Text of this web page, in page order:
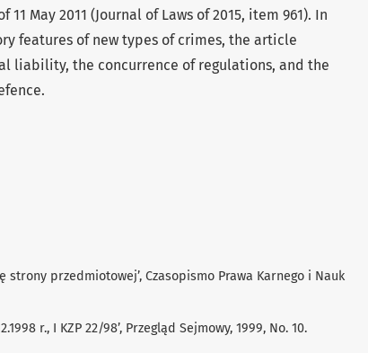
May 2011 (Journal of Laws of 2015, item 961). In
features of new types of crimes, the article
liability, the concurrence of regulations, and the
strony przedmiotowej’, Czasopismo Prawa Karnego i Nauk
r., I KZP 22/98’, Przegląd Sejmowy, 1999, No. 10.